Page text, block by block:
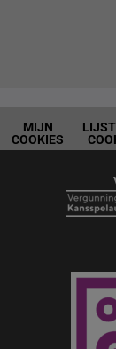
MIJN
COOKIES